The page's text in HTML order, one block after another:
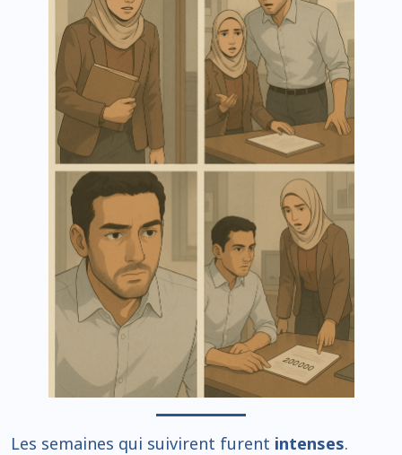
Les semaines qui suivirent furent intenses.